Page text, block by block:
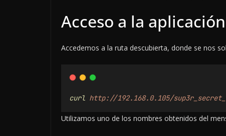
Acceso a la
Accedemos a la ruta descubierta, donde se nos
curl http://192.168.0.105/
Utilizamos uno de los nombres obtenidos del